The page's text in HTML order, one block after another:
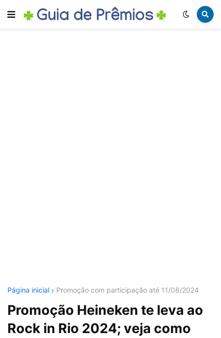
Página inicial Promoção com participação até 11/08/2024
Promoção Heineken te leva ao
Rock in Rio 2024; veja como